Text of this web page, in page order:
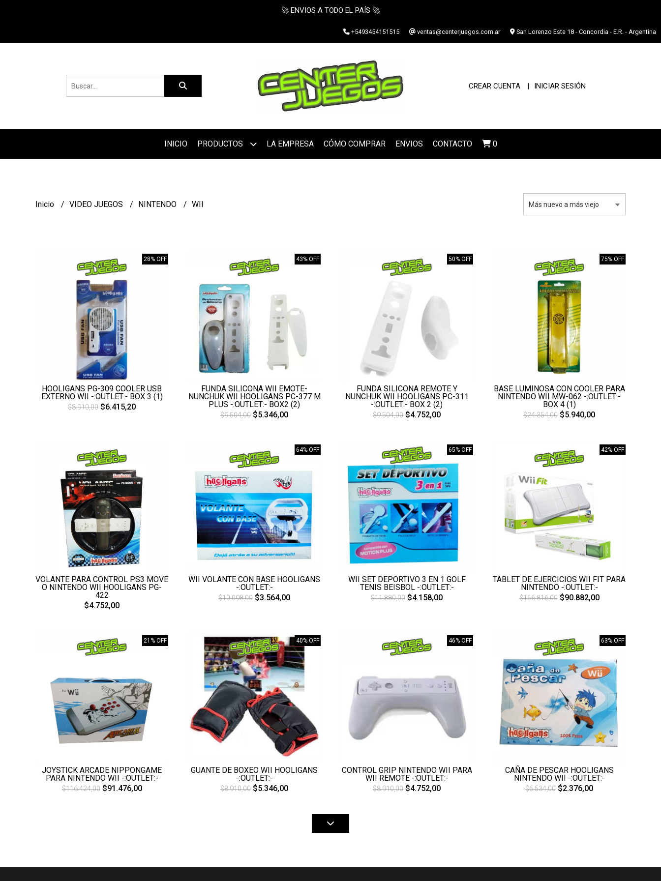
🚀 ENVIOS A TODO EL PAÍS 🚀
+5493454151515 ventas@centerjuegos.com.ar San Lorenzo Este 18 - Concordia - E.R. - Argentina
CREAR CUENTA INICIAR SESIÓN
INICIO PRODUCTOS LA EMPRESA CÓMO COMPRAR ENVIOS CONTACTO 0
Inicio VIDEO JUEGOS NINTENDO WII
28% OFF
HOOLIGANS PG-309 COOLER USB
EXTERNO WII -:OUTLET:- BOX 3 (1)
$8.910,00 $6.415,20
43% OFF
FUNDA SILICONA WII EMOTE-
NUNCHUK WII HOOLIGANS PC-377 M
PLUS -:OUTLET:- BOX2 (2)
$9.504,00 $5.346,00
50% OFF
FUNDA SILICONA REMOTE Y
NUNCHUK WII HOOLIGANS PC-311
-:OUTLET:- BOX 2 (2)
$9.504,00 $4.752,00
75% OFF
BASE LUMINOSA CON COOLER PARA
NINTENDO WII MW-062 -:OUTLET:-
BOX 4 (1)
$24.354,00 $5.940,00
VOLANTE PARA CONTROL PS3 MOVE
O NINTENDO WII HOOLIGANS PG-
422
$4.752,00
64% OFF
WII VOLANTE CON BASE HOOLIGANS
-:OUTLET:-
$10.098,00 $3.564,00
65% OFF
WII SET DEPORTIVO 3 EN 1 GOLF
TENIS BEISBOL -:OUTLET:-
$11.880,00 $4.158,00
42% OFF
TABLET DE EJERCICIOS WII FIT PARA
NINTENDO -:OUTLET:-
$156.816,00$90.882,00
21% OFF
JOYSTICK ARCADE NIPPONGAME
PARA NINTENDO WII -:OUTLET:-
$116.424,00$91.476,00
40% OFF
GUANTE DE BOXEO WII HOOLIGANS
-:OUTLET:-
$8.910,00 $5.346,00
46% OFF
CONTROL GRIP NINTENDO WII PARA
WII REMOTE -:OUTLET:-
$8.910,00 $4.752,00
63% OFF
CAÑA DE PESCAR HOOLIGANS
NINTENDO WII -:OUTLET:-
$6.534,00 $2.376,00